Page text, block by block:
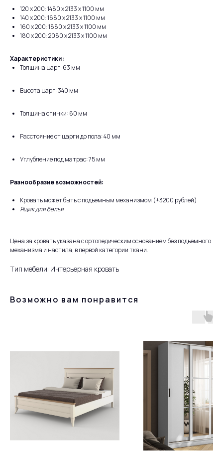
120 х 200: 1480 x 2133 x 1100 мм
140 х 200: 1680 x 2133 x 1100 мм
160 x 200: 1880 x 2133 x 1100 мм
180 x 200: 2080 x 2133 x 1100 мм
Характеристики :
Толщина царг: 63 мм
Высота царг: 340 мм
Толщина спинки: 60 мм
Расстояние от царги до пола: 40 мм
Углубление под матрас: 75 мм
Разнообразие возможностей:
Кровать может быть с подъемным механизмом (+3200 рублей)
Ящик для белья
Цена за кровать указана с ортопедическим основанием без подъемного
механизма и настила, в первой категории ткани.
Тип мебели: Интерьерная кровать
Возможно вам понравится